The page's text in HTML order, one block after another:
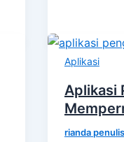
Aplikasi
Aplikasi
rianda penulis